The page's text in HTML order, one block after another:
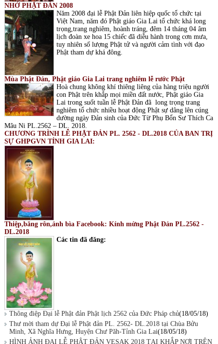
NHỚ PHẬT ĐẢN 2008
Năm 2008 đại lễ Phật Đản liên hiệp quốc tổ chức tại
Việt Nam, năm đó Phật giáo Gia Lai tổ chức khá long
trọng,trang nghiêm, hoành tráng, đêm 14 tháng 04 âm
lịch đoàn xe hoa 15 chiếc đã diễu hành trong cơn mưa,
tuy nhiên số lượng Phật tử và người cảm tình với đạo
Phật tham dự khá đông.
Mùa Phật Đản, Phật giáo Gia Lai trang nghiêm lễ rước Phật
Hoà chung không khí thiêng liêng của hàng triệu người
con Phật trên khắp mọi miền đất nước, Phật giáo Gia
Lai trong suốt tuần lễ Phật Đản đã long trọng trang
nghiêm tổ chức nhiều hoạt động Phật sự dâng lên cúng
dường ngày Đản sinh của Đức Từ Phụ Bổn Sư Thích Ca
Mâu Ni PL.2562 – DL. 2018.
CHƯƠNG TRÌNH LỄ PHẬT ĐẢN PL. 2562 - DL.2018 CỦA BAN TRỊ
SỰ GHPGVN TỈNH GIA LAI:
Thiệp,băng rôn,ảnh bìa Facebook: Kính mừng Phật Đản PL.2562 -
DL.2018
Các tin đã đăng:
Thông điệp Đại lễ Phật đản Phật lịch 2562 của Đức Pháp chủ(18/05/18)
Thư mời tham dự Đại lễ Phật đản PL. 2562- DL.2018 tại Chùa Bửu
Minh, Xã Nghĩa Hưng, Huyện Chư Păh-Tỉnh Gia Lai(18/05/18)
HÌNH ẢNH ĐẠI LỄ PHẬT ĐẢN VESAK 2018 TẠI KHẮP NƠI TRÊN